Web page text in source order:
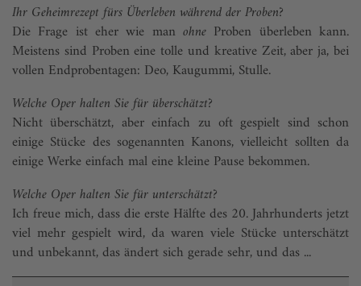
Ihr Geheimrezept fürs Überleben während der Proben?
Die Frage ist eher wie man ohne Proben überleben kann.
Meistens sind Proben eine tolle und kreative Zeit, aber ja, bei
vollen Endprobentagen: Deo, Kaugummi, Stulle.
Welche Oper halten Sie für überschätzt?
Nicht überschätzt, aber einfach zu oft gespielt sind schon
einige Stücke des sogenannten Kanons, vielleicht sollten da
einige Werke einfach mal eine kleine Pause bekommen.
Welche Oper halten Sie für unterschätzt?
Ich freue mich, dass die erste Hälfte des 20. Jahrhunderts jetzt
viel mehr gespielt wird, da waren viele Stücke unterschätzt
und unbekannt, das ändert sich gerade sehr, und das ...